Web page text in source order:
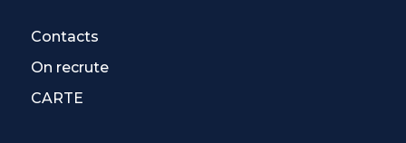
Contacts
On recrute
CARTE